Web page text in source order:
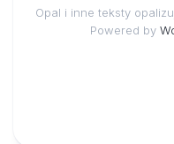
Opal i inne teksty
Powered by